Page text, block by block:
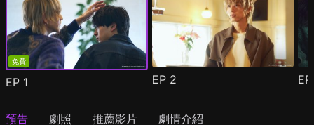
免費
EP 1 EP 2
預告 劇照 推薦影片 劇情介紹